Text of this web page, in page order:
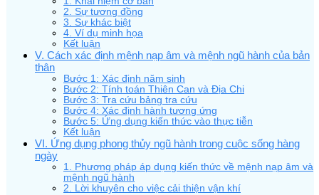
2. Sự tương đồng
3. Sự khác biệt
4. Ví dụ minh họa
Kết luận
V. Cách xác định mệnh nạp âm và mệnh ngũ hành của bản
thân
Bước 1: Xác định năm sinh
Bước 2: Tính toán Thiên Can và Địa Chi
Bước 3: Tra cứu bảng tra cứu
Bước 4: Xác định hành tương ứng
Bước 5: Ứng dụng kiến thức vào thực tiễn
Kết luận
VI. Ứng dụng phong thủy ngũ hành trong cuộc sống hàng
ngày
1. Phương pháp áp dụng kiến thức về mệnh nạp âm và
mệnh ngũ hành
2. Lời khuyên cho việc cải thiện vận khí